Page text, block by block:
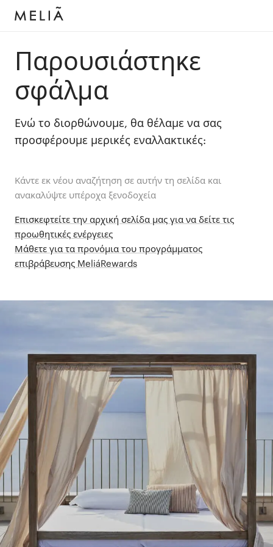
Παρουσιάστηκε
σφάλμα
Ενώ το διορθώνουμε, θα θέλαμε να σας
προσφέρουμε μερικές εναλλακτικές:
Κάντε εκ νέου αναζήτηση σε αυτήν τη σελίδα και
ανακαλύψτε υπέροχα ξενοδοχεία
Επισκεφτείτε την αρχική σελίδα μας για να δείτε τις
προωθητικές ενέργειες
Μάθετε για τα προνόμια του προγράμματος
επιβράβευσης MeliáRewards